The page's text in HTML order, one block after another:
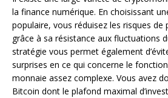
la finance numérique. En choisissant
populaire, vous réduisez les risques de
grâce à sa résistance aux fluctuations
stratégie vous permet également
surprises en ce qui concerne le
monnaie assez complexe. Vous avez
Bitcoin dont le plafond maximal